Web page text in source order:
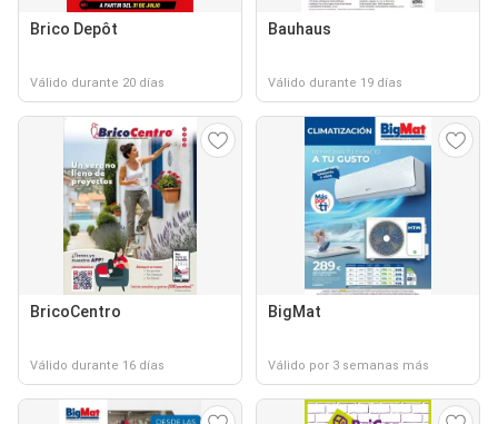
Brico Depôt
Válido durante 20 días
Bauhaus
Válido durante 19 días
BricoCentro
Válido durante 16 días
BigMat
Válido por 3 semanas más